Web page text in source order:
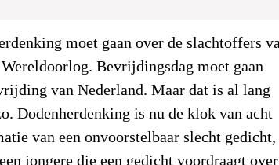
moet gaan over de slachtoffers
Wereldoorlog. Bevrijdingsdag moet gaan
van Nederland. Maar dat is al lang
Dodenherdenking is nu de klok van acht
van een onvoorstelbaar slecht
jongere die een gedicht voordraagt over